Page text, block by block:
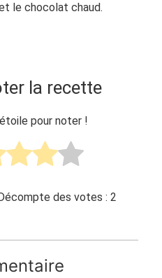
le chocolat chaud.
la recette
pour noter !
des votes :2